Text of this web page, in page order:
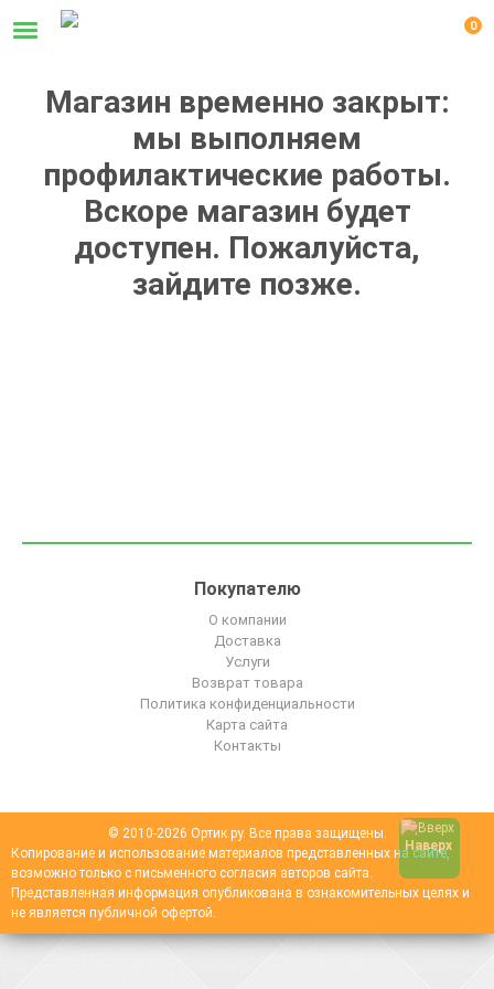
0
Магазин временно закрыт:
мы выполняем
профилактические работы.
Вскоре магазин будет
доступен. Пожалуйста,
зайдите позже.
Покупателю
О компании
Доставка
Услуги
Возврат товара
Политика конфиденциальности
Карта сайта
Контакты
© 2010-2026 Ортик.ру. Все права защищены.
Копирование и использование материалов представленных на сайте,
возможно только с письменного согласия авторов сайта.
Представленная информация опубликована в ознакомительных целях и
не является публичной офертой.
Наверх